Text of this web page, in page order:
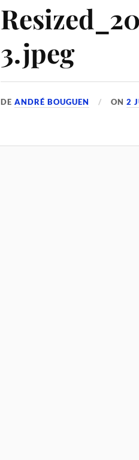
3.jpeg
DEANDRÉ BOUGUEN ON2